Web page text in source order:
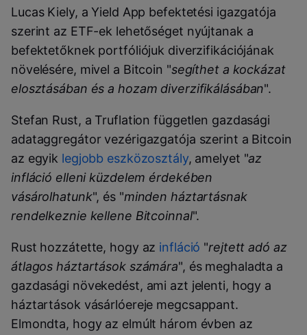
Lucas Kiely, a Yield App befektetési igazgatója
szerint az ETF-ek lehetőséget nyújtanak a
befektetőknek portfóliójuk diverzifikációjának
növelésére, mivel a Bitcoin "segíthet a kockázat
elosztásában és a hozam diverzifikálásában".
Stefan Rust, a Truflation független gazdasági
adataggregátor vezérigazgatója szerint a Bitcoin
az egyik legjobb eszközosztály, amelyet "az
infláció elleni küzdelem érdekében
vásárolhatunk", és "minden háztartásnak
rendelkeznie kellene Bitcoinnal".
Rust hozzátette, hogy az infláció "rejtett adó az
átlagos háztartások számára", és meghaladta a
gazdasági növekedést, ami azt jelenti, hogy a
háztartások vásárlóereje megcsappant.
Elmondta, hogy az elmúlt három évben az